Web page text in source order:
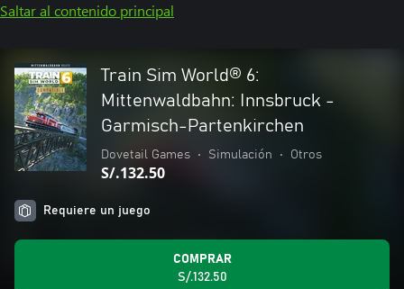
Saltar al contenido principal
Train Sim World® 6:
Mittenwaldbahn: Innsbruck -
Garmisch-Partenkirchen
Dovetail Games • Simulación • Otros
S/.132.50
Requiere un juego
COMPRAR
S/.132.50